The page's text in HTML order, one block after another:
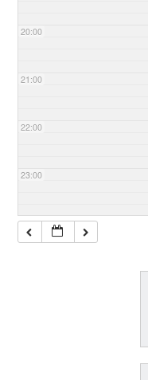
20:00
21:00
22:00
23:00